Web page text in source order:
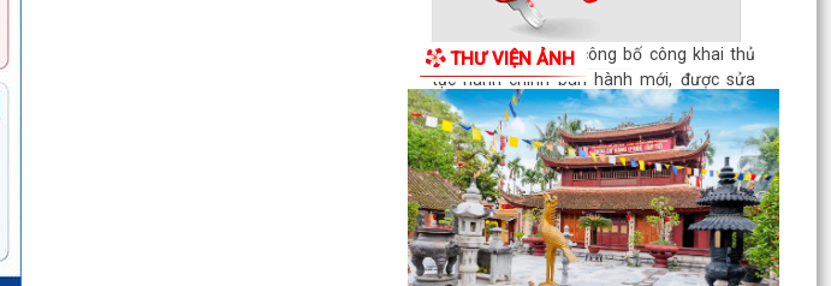
Thông báo về việc công bố công khai thủ
tục hành chính ban hành mới, được sửa
đổi, bổ sung thuộc...
THƯ VIỆN ẢNH